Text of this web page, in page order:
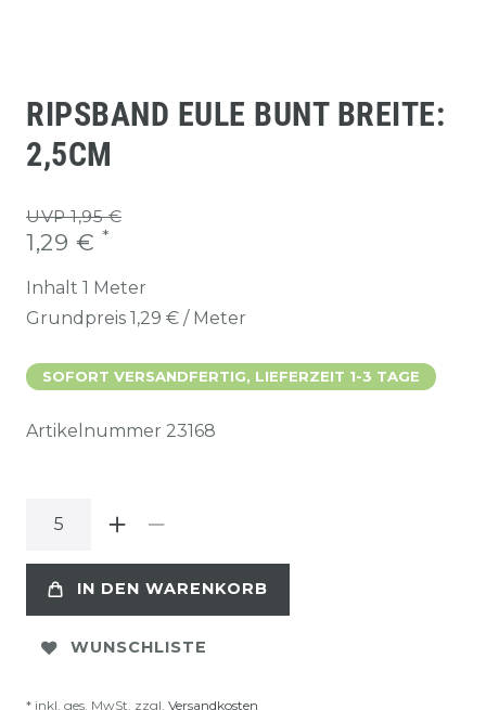
RIPSBAND EULE BUNT BREITE:
2,5CM
UVP 1,95 €
1,29 € *
Inhalt 1 Meter
Grundpreis 1,29 € / Meter
SOFORT VERSANDFERTIG, LIEFERZEIT 1-3 TAGE
Artikelnummer 23168
IN DEN WARENKORB
WUNSCHLISTE
* inkl. ges. MwSt. zzgl. Versandkosten